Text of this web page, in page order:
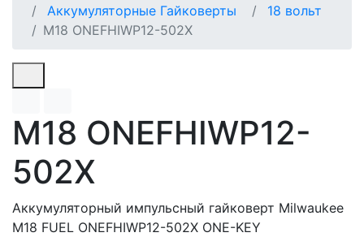
Аккумуляторные Гайковерты
18 вольт
M18 ONEFHIWP12-502X
M18 ONEFHIWP12-
502X
Аккумуляторный импульсный гайковерт Milwaukee
M18 FUEL ONEFHIWP12-502X ONE-KEY